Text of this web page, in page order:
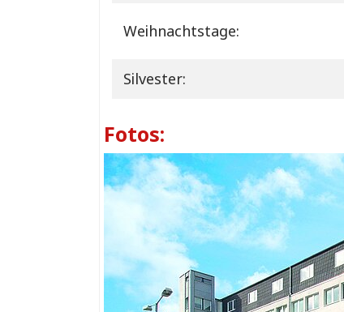
Weihnachtstage:
Silvester:
Fotos: